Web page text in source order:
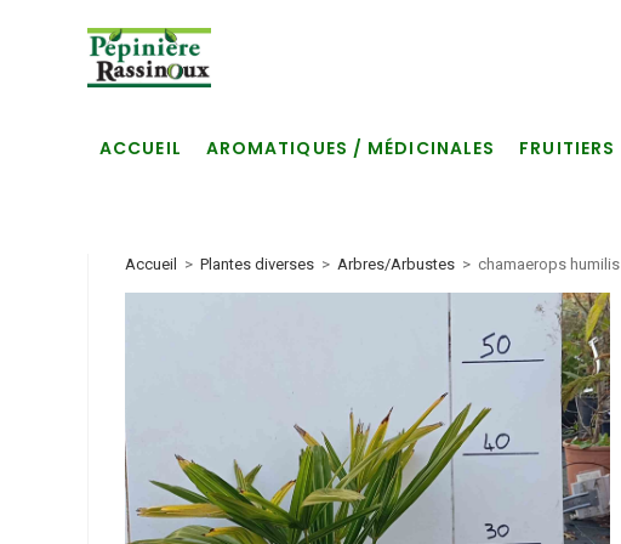
ACCUEIL AROMATIQUES / MÉDICINALES FRUITIERS
Accueil > Plantes diverses > Arbres/Arbustes > chamaerops humilis